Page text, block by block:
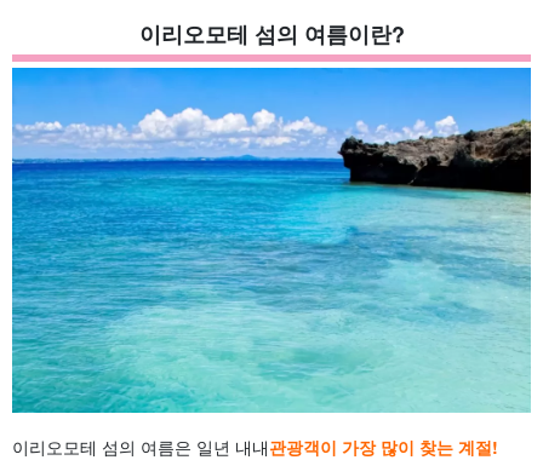
이리오모테 섬의 여름이란?
이리오모테 섬의 여름은 일년 내내관광객이 가장 많이 찾는 계절!